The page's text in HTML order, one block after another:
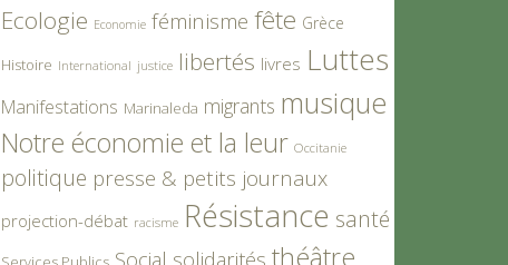
Ecologie Economie féminisme fête Grèce
Histoire International justice libertés livres Luttes
Manifestations Marinaleda migrants musique
Notre économie et la leur Occitanie
politique presse & petits journaux
projection-débat racisme Résistance santé
Social solidarités théâtre